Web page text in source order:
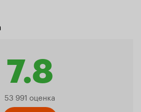
7.8
Рейтинг
53 991 оценка